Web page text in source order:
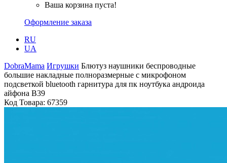
Ваша корзина пуста!
Оформление заказа
RU
UA
DobraMama Игрушки Блютуз наушники беспроводные
большие накладные полноразмерные с микрофоном
подсветкой bluetooth гарнитура для пк ноутбука андроида
айфона B39
Код Товара: 67359